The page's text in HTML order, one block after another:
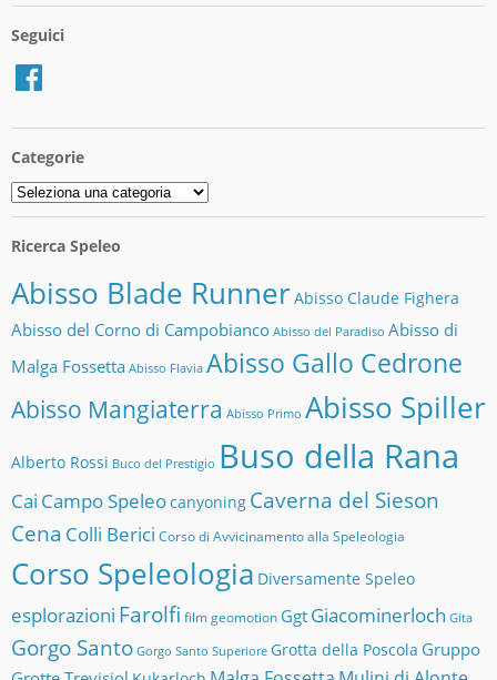
Seguici
Facebook
Categorie
Categorie
Ricerca Speleo
Abisso Blade RunnerAbisso Claude Fighera
Abisso del Corno di Campobianco Abisso del Paradiso Abisso di
Malga Fossetta Abisso Flavia Abisso Gallo Cedrone
Abisso Mangiaterra Abisso Primo Abisso Spiller
Alberto Rossi Buco del Prestigio Buso della Rana
Cai Campo Speleocanyoning Caverna del Sieson
Cena Colli Berici Corso di Avvicinamento alla Speleologia
Corso Speleologia Diversamente Speleo
esplorazioni Farolfi film geomotion Ggt Giacominerloch Gita
Gorgo Santo Gorgo Santo Superiore Grotta della Poscola Gruppo